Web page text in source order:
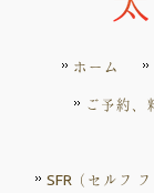
ホーム
ご予約、
SFR（セルフ